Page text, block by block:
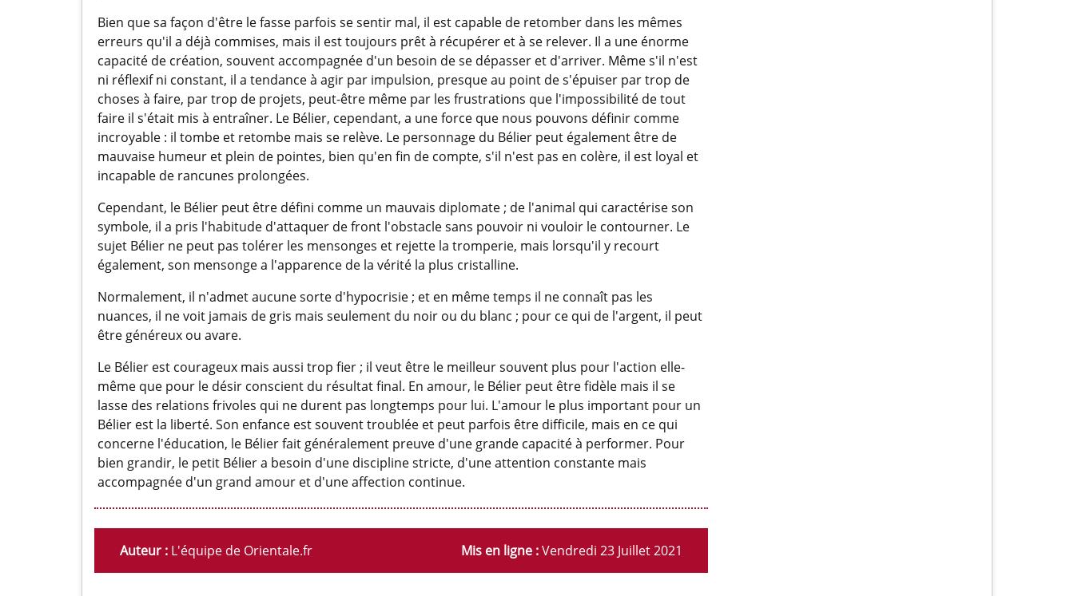
Bien que sa façon d'être le fasse parfois se sentir mal, il est capable de retomber dans les mêmes
erreurs qu'il a déjà commises, mais il est toujours prêt à récupérer et à se relever. Il a une énorme
capacité de création, souvent accompagnée d'un besoin de se dépasser et d'arriver. Même s'il n'est
ni réflexif ni constant, il a tendance à agir par impulsion, presque au point de s'épuiser par trop de
choses à faire, par trop de projets, peut-être même par les frustrations que l'impossibilité de tout
faire il s'était mis à entraîner. Le Bélier, cependant, a une force que nous pouvons définir comme
incroyable : il tombe et retombe mais se relève. Le personnage du Bélier peut également être de
mauvaise humeur et plein de pointes, bien qu'en fin de compte, s'il n'est pas en colère, il est loyal et
incapable de rancunes prolongées.
Cependant, le Bélier peut être défini comme un mauvais diplomate ; de l'animal qui caractérise son
symbole, il a pris l'habitude d'attaquer de front l'obstacle sans pouvoir ni vouloir le contourner. Le
sujet Bélier ne peut pas tolérer les mensonges et rejette la tromperie, mais lorsqu'il y recourt
également, son mensonge a l'apparence de la vérité la plus cristalline.
Normalement, il n'admet aucune sorte d'hypocrisie ; et en même temps il ne connaît pas les
nuances, il ne voit jamais de gris mais seulement du noir ou du blanc ; pour ce qui de l'argent, il peut
être généreux ou avare.
Le Bélier est courageux mais aussi trop fier ; il veut être le meilleur souvent plus pour l'action elle-
même que pour le désir conscient du résultat final. En amour, le Bélier peut être fidèle mais il se
lasse des relations frivoles qui ne durent pas longtemps pour lui. L'amour le plus important pour un
Bélier est la liberté. Son enfance est souvent troublée et peut parfois être difficile, mais en ce qui
concerne l'éducation, le Bélier fait généralement preuve d'une grande capacité à performer. Pour
bien grandir, le petit Bélier a besoin d'une discipline stricte, d'une attention constante mais
accompagnée d'un grand amour et d'une affection continue.
Auteur : L'équipe de Orientale.fr Mis en ligne :Vendredi 23 Juillet 2021